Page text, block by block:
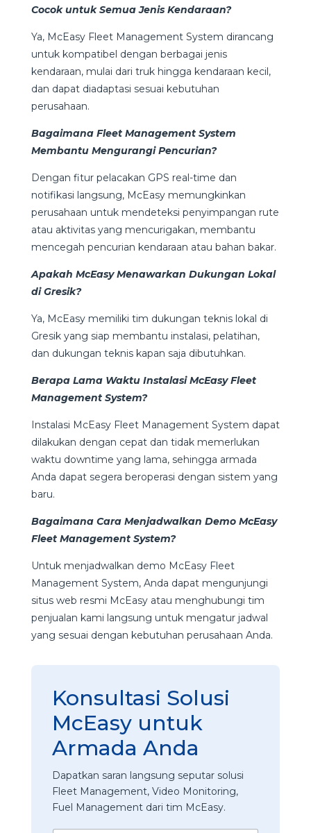
Cocok untuk Semua Jenis Kendaraan?
Ya, McEasy Fleet Management System dirancang
untuk kompatibel dengan berbagai jenis
kendaraan, mulai dari truk hingga kendaraan kecil,
dan dapat diadaptasi sesuai kebutuhan
perusahaan.
Bagaimana Fleet Management System
Membantu Mengurangi Pencurian?
Dengan fitur pelacakan GPS real-time dan
notifikasi langsung, McEasy memungkinkan
perusahaan untuk mendeteksi penyimpangan rute
atau aktivitas yang mencurigakan, membantu
mencegah pencurian kendaraan atau bahan bakar.
Apakah McEasy Menawarkan Dukungan Lokal
di Gresik?
Ya, McEasy memiliki tim dukungan teknis lokal di
Gresik yang siap membantu instalasi, pelatihan,
dan dukungan teknis kapan saja dibutuhkan.
Berapa Lama Waktu Instalasi McEasy Fleet
Management System?
Instalasi McEasy Fleet Management System dapat
dilakukan dengan cepat dan tidak memerlukan
waktu downtime yang lama, sehingga armada
Anda dapat segera beroperasi dengan sistem yang
baru.
Bagaimana Cara Menjadwalkan Demo McEasy
Fleet Management System?
Untuk menjadwalkan demo McEasy Fleet
Management System, Anda dapat mengunjungi
situs web resmi McEasy atau menghubungi tim
penjualan kami langsung untuk mengatur jadwal
yang sesuai dengan kebutuhan perusahaan Anda.
Konsultasi Solusi
McEasy untuk
Armada Anda
Dapatkan saran langsung seputar solusi
Fleet Management, Video Monitoring,
Fuel Management dari tim McEasy.